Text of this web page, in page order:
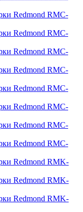
Redmond RMC-
Redmond RMC-
Redmond RMC-
Redmond RMC-
Redmond RMC-
Redmond RMC-
Redmond RMC-
Redmond RMC-
Redmond RMK-
Redmond RMK-
Redmond RMK-